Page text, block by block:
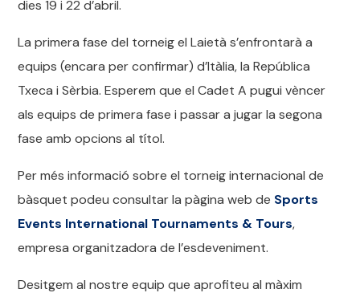
dies 19 i 22 d’abril.
La primera fase del torneig el Laietà s’enfrontarà a
equips (encara per confirmar) d’Itàlia, la República
Txeca i Sèrbia. Esperem que el Cadet A pugui vèncer
als equips de primera fase i passar a jugar la segona
fase amb opcions al títol.
Per més informació sobre el torneig internacional de
bàsquet podeu consultar la pàgina web de Sports
Events International Tournaments & Tours,
empresa organitzadora de l’esdeveniment.
Desitgem al nostre equip que aprofiteu al màxim